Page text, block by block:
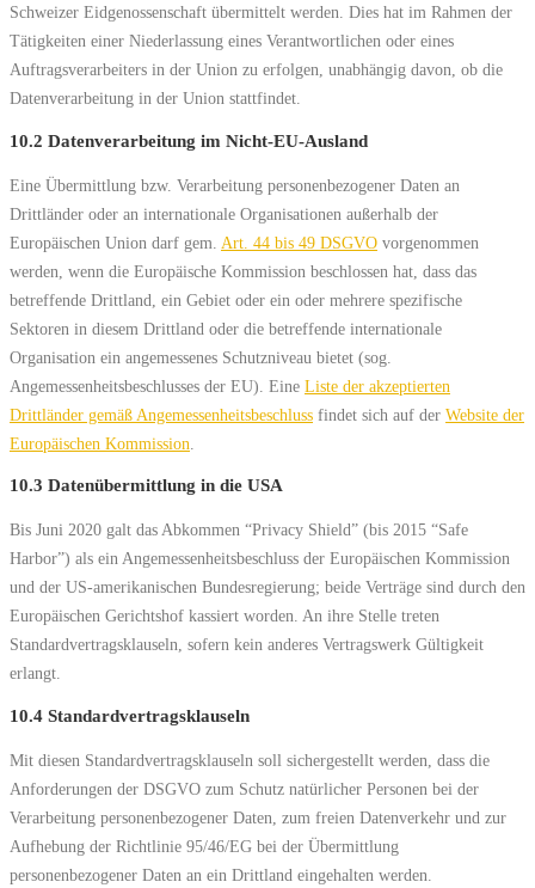
Schweizer Eidgenossenschaft übermittelt werden. Dies hat im Rahmen der
Tätigkeiten einer Niederlassung eines Verantwortlichen oder eines
Auftragsverarbeiters in der Union zu erfolgen, unabhängig davon, ob die
Datenverarbeitung in der Union stattfindet.
10.2 Datenverarbeitung im Nicht-EU-Ausland
Eine Übermittlung bzw. Verarbeitung personenbezogener Daten an
Drittländer oder an internationale Organisationen außerhalb der
Europäischen Union darf gem. Art. 44 bis 49 DSGVO vorgenommen
werden, wenn die Europäische Kommission beschlossen hat, dass das
betreffende Drittland, ein Gebiet oder ein oder mehrere spezifische
Sektoren in diesem Drittland oder die betreffende internationale
Organisation ein angemessenes Schutzniveau bietet (sog.
Angemessenheitsbeschlusses der EU). Eine Liste der akzeptierten
Drittländer gemäß Angemessenheitsbeschluss findet sich auf der Website der
Europäischen Kommission
10.3 Datenübermittlung in die USA
Bis Juni 2020 galt das Abkommen “Privacy Shield” (bis 2015 “Safe
Harbor”) als ein Angemessenheitsbeschluss der Europäischen Kommission
und der US-amerikanischen Bundesregierung; beide Verträge sind durch den
Europäischen Gerichtshof kassiert worden. An ihre Stelle treten
Standardvertragsklauseln, sofern kein anderes Vertragswerk Gültigkeit
erlangt.
10.4 Standardvertragsklauseln
Mit diesen Standardvertragsklauseln soll sichergestellt werden, dass die
Anforderungen der DSGVO zum Schutz natürlicher Personen bei der
Verarbeitung personenbezogener Daten, zum freien Datenverkehr und zur
Aufhebung der Richtlinie 95/46/EG bei der Übermittlung
personenbezogener Daten an ein Drittland eingehalten werden.